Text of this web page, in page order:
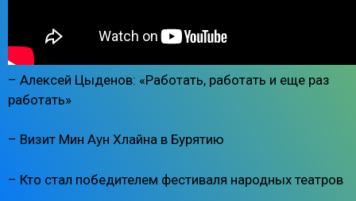
– Алексей Цыденов: «Работать, работать и еще раз
работать»
– Визит Мин Аун Хлайна в Бурятию
– Кто стал победителем фестиваля народных театров